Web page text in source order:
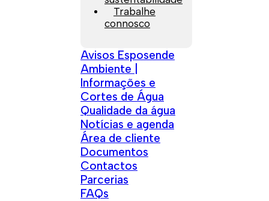
Trabalhe
connosco
Avisos Esposende
Ambiente |
Informações e
Cortes de Água
Qualidade da água
Notícias e agenda
Área de cliente
Documentos
Contactos
Parcerias
FAQs